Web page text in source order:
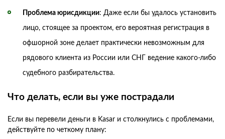
Проблема юрисдикции: Даже если бы удалось установить
лицо, стоящее за проектом, его вероятная регистрация в
офшорной зоне делает практически невозможным для
рядового клиента из России или СНГ ведение какого-либо
судебного разбирательства.
Что делать, если вы уже пострадали
Если вы перевели деньги в Kasar и столкнулись с проблемами,
действуйте по четкому плану: